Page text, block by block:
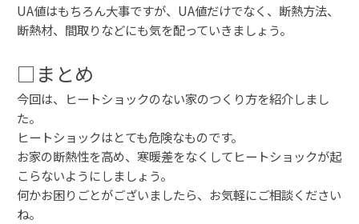
UA値はもちろん大事ですが、UA値だけでなく、断熱方法、
断熱材、間取りなどにも気を配っていきましょう。
□まとめ
今回は、ヒートショックのない家のつくり方を紹介しまし
た。
ヒートショックはとても危険なものです。
お家の断熱性を高め、寒暖差をなくしてヒートショックが起
こらないようにしましょう。
何かお困りごとがございましたら、お気軽にご相談ください
ね。